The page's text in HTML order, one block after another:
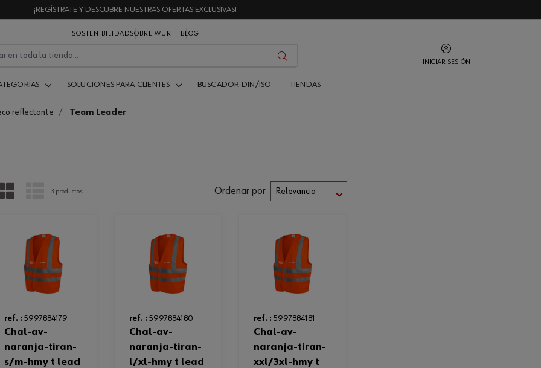
¡REGÍSTRATE Y DESCUBRE NUESTRAS OFERTAS EXCLUSIVAS!
SOSTENIBILIDADSOBRE WÜRTH BLOG
INICIAR SESIÓN
SOLUCIONES PARA CLIENTES BUSCADOR DIN/ISO TIENDAS
reflectante Team Leader
PARRILLA LISTA
3 productos Ordenar por
ref. : 5997884179
chal-av-
naranja-tiran-
s/m-hmy t lead
ref. : 5997884180
chal-av-
naranja-tiran-
l/xl-hmy t lead
ref. : 5997884181
chal-av-
naranja-tiran-
xxl/3xl-hmy t